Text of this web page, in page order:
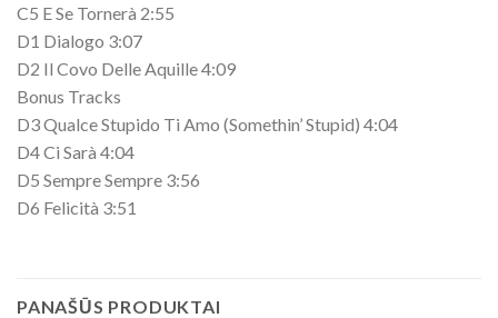
C5 E Se Tornerà 2:55
D1 Dialogo 3:07
D2 Il Covo Delle Aquille 4:09
Bonus Tracks
D3 Qualce Stupido Ti Amo (Somethin’ Stupid) 4:04
D4 Ci Sarà 4:04
D5 Sempre Sempre 3:56
D6 Felicità 3:51
PANAŠŪS PRODUKTAI